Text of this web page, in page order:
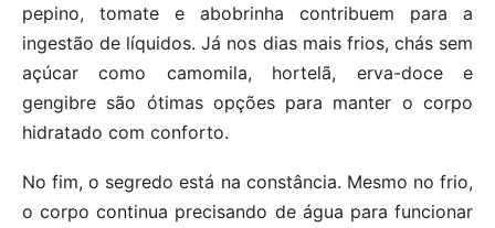
pepino, tomate e abobrinha contribuem para a
ingestão de líquidos. Já nos dias mais frios, chás sem
açúcar como camomila, hortelã, erva-doce e
gengibre são ótimas opções para manter o corpo
hidratado com conforto.
No fim, o segredo está na constância. Mesmo no frio,
o corpo continua precisando de água para funcionar